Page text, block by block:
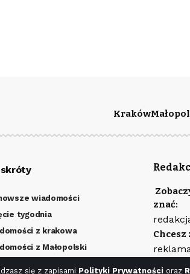
się z zapisami Polityki Prywatności oraz
Kraków
skróty
wiadomości
tygodnia
z krakowa
z Małopolski
znać: